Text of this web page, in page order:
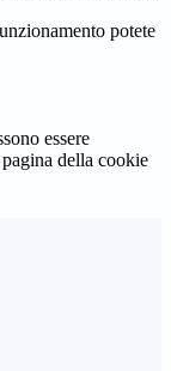
potete
essere
della cookie